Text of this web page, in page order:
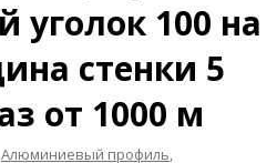
уголок 100 на
стенки 5
от 1000 м
Алюминиевый профиль,